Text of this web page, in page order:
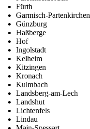
Fürth
Garmisch-Partenkirchen
Günzburg
Haßberge
Hof
Ingolstadt
Kelheim
Kitzingen
Kronach
Kulmbach
Landsberg-am-Lech
Landshut
Lichtenfels
Lindau